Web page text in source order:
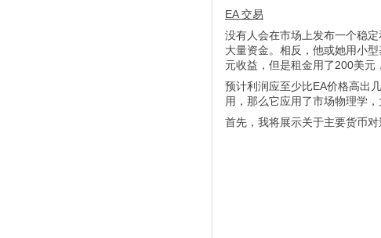
EA 交易
没有人会在市场上发布一个稳
大量资金。相反，他或她用小
元收益，但是租金用了200美元
预计利润应至少比EA价格高出
用，那么它应用了市场物理学
首先，我将展示关于主要货币